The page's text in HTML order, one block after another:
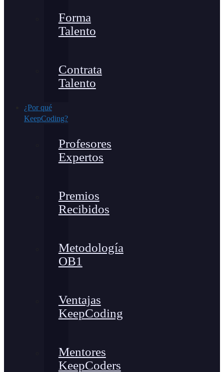
Forma
Talento
Contrata
Talento
¿Por qué
KeepCoding?
Profesores
Expertos
Premios
Recibidos
Metodología
OB1
Ventajas
KeepCoding
Mentores
KeepCoders